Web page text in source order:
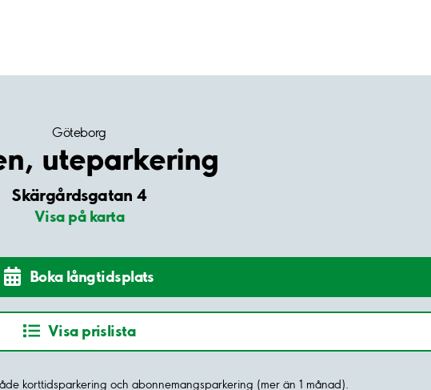
Göteborg
uteparkering
Skärgårdsgatan 4
Visa på karta
Boka långtidsplats
Visa prislista
korttidsparkering och abonnemangsparkering (mer än 1 månad).